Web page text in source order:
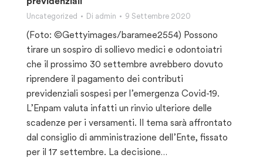
Uncategorized Di admin 9 Settembre 2020
(Foto: ©Gettyimages/baramee2554) Possono
tirare un sospiro di sollievo medici e odontoiatri
che il prossimo 30 settembre avrebbero dovuto
riprendere il pagamento dei contributi
previdenziali sospesi per l’emergenza Covid-19.
L’Enpam valuta infatti un rinvio ulteriore delle
scadenze per i versamenti. Il tema sarà affrontato
dal consiglio di amministrazione dell’Ente, fissato
per il 17 settembre. La decisione…